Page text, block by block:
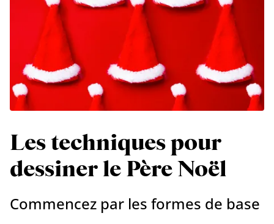
Les techniques pour
dessiner le Père Noël
Commencez par les formes de base